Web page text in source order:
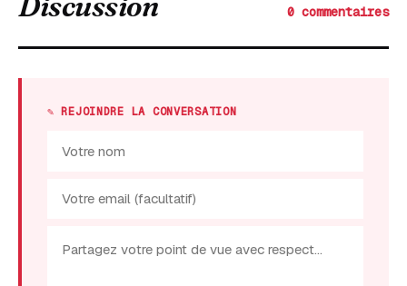
0 commentaires
✎ REJOINDRE LA CONVERSATION